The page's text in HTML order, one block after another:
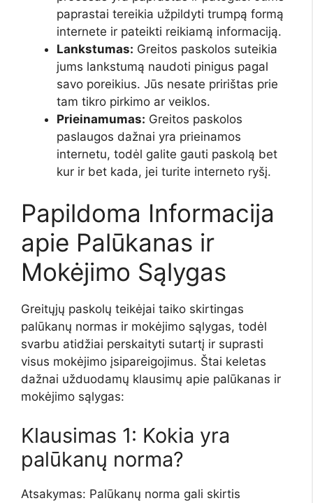
paprastai tereikia užpildyti trumpą formą
internete ir pateikti reikiamą informaciją.
Lankstumas: Greitos paskolos suteikia
jums lankstumą naudoti pinigus pagal
savo poreikius. Jūs nesate pririštas prie
tam tikro pirkimo ar veiklos.
Prieinamumas: Greitos paskolos
paslaugos dažnai yra prieinamos
internetu, todėl galite gauti paskolą bet
kur ir bet kada, jei turite interneto ryšį.
Papildoma Informacija
apie Palūkanas ir
Mokėjimo Sąlygas
Greitųjų paskolų teikėjai taiko skirtingas
palūkanų normas ir mokėjimo sąlygas, todėl
svarbu atidžiai perskaityti sutartį ir suprasti
visus mokėjimo įsipareigojimus. Štai keletas
dažnai užduodamų klausimų apie palūkanas ir
mokėjimo sąlygas:
Klausimas 1: Kokia yra
palūkanų norma?
Atsakymas: Palūkanų norma gali skirtis